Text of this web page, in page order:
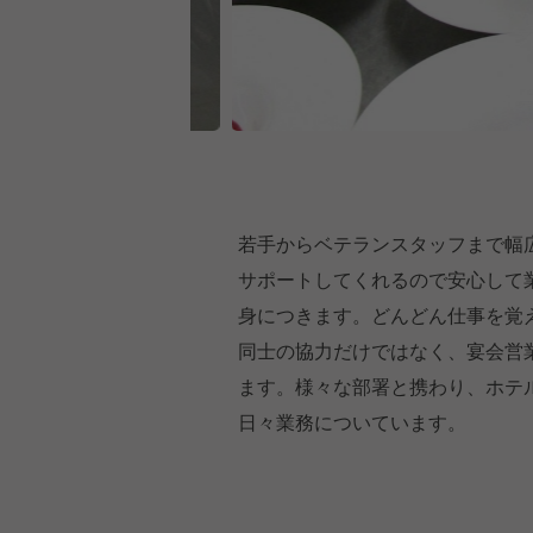
若手からベテランスタッフまで
サポートしてくれるので安心し
身につきます。どんどん仕事を
同士の協力だけではなく、宴会
ます。様々な部署と携わり、ホ
日々業務についています。